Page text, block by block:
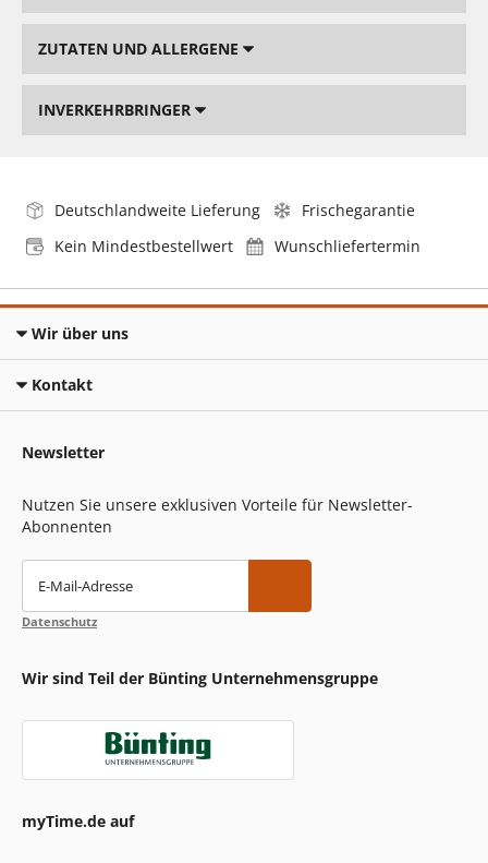
ZUTATEN UND ALLERGENE
INVERKEHRBRINGER
Deutschlandweite Lieferung
Frischegarantie
Kein Mindestbestellwert
Wunschliefertermin
Wir über uns
Kontakt
Newsletter
Nutzen Sie unsere exklusiven Vorteile für Newsletter-
Abonnenten
E-Mail-Adresse
Datenschutz
Wir sind Teil der Bünting Unternehmensgruppe
myTime.de auf